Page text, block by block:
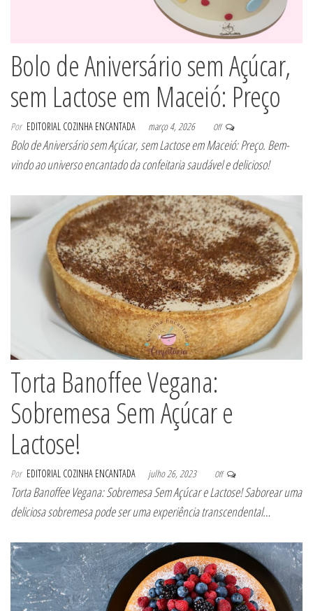
Bolo de Aniversário sem Açúcar,
sem Lactose em Maceió: Preço
Por EDITORIAL COZINHA ENCANTADA março 4, 2026 Off
Bolo de Aniversário sem Açúcar, sem Lactose em Maceió: Preço. Bem-
vindo ao universo encantado da confeitaria saudável e delicioso!
Torta Banoffee Vegana:
Sobremesa Sem Açúcar e
Lactose!
Por EDITORIAL COZINHA ENCANTADA julho 26, 2023 Off
Torta Banoffee Vegana: Sobremesa Sem Açúcar e Lactose! Saborear uma
deliciosa sobremesa pode ser uma experiência transcendental…